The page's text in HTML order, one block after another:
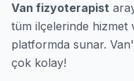
Van fizyoterapist
tüm ilçelerinde hizmet
platformda sunar.
çok kolay!